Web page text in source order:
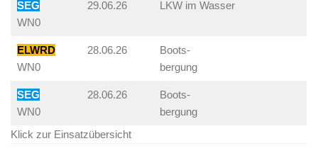
SEG
WN0
29.06.26 LKW im Wasser
ELWRD
WN0
28.06.26
Boots-
bergung
SEG
WN0
28.06.26
Boots-
bergung
Klick zur Einsatzübersicht